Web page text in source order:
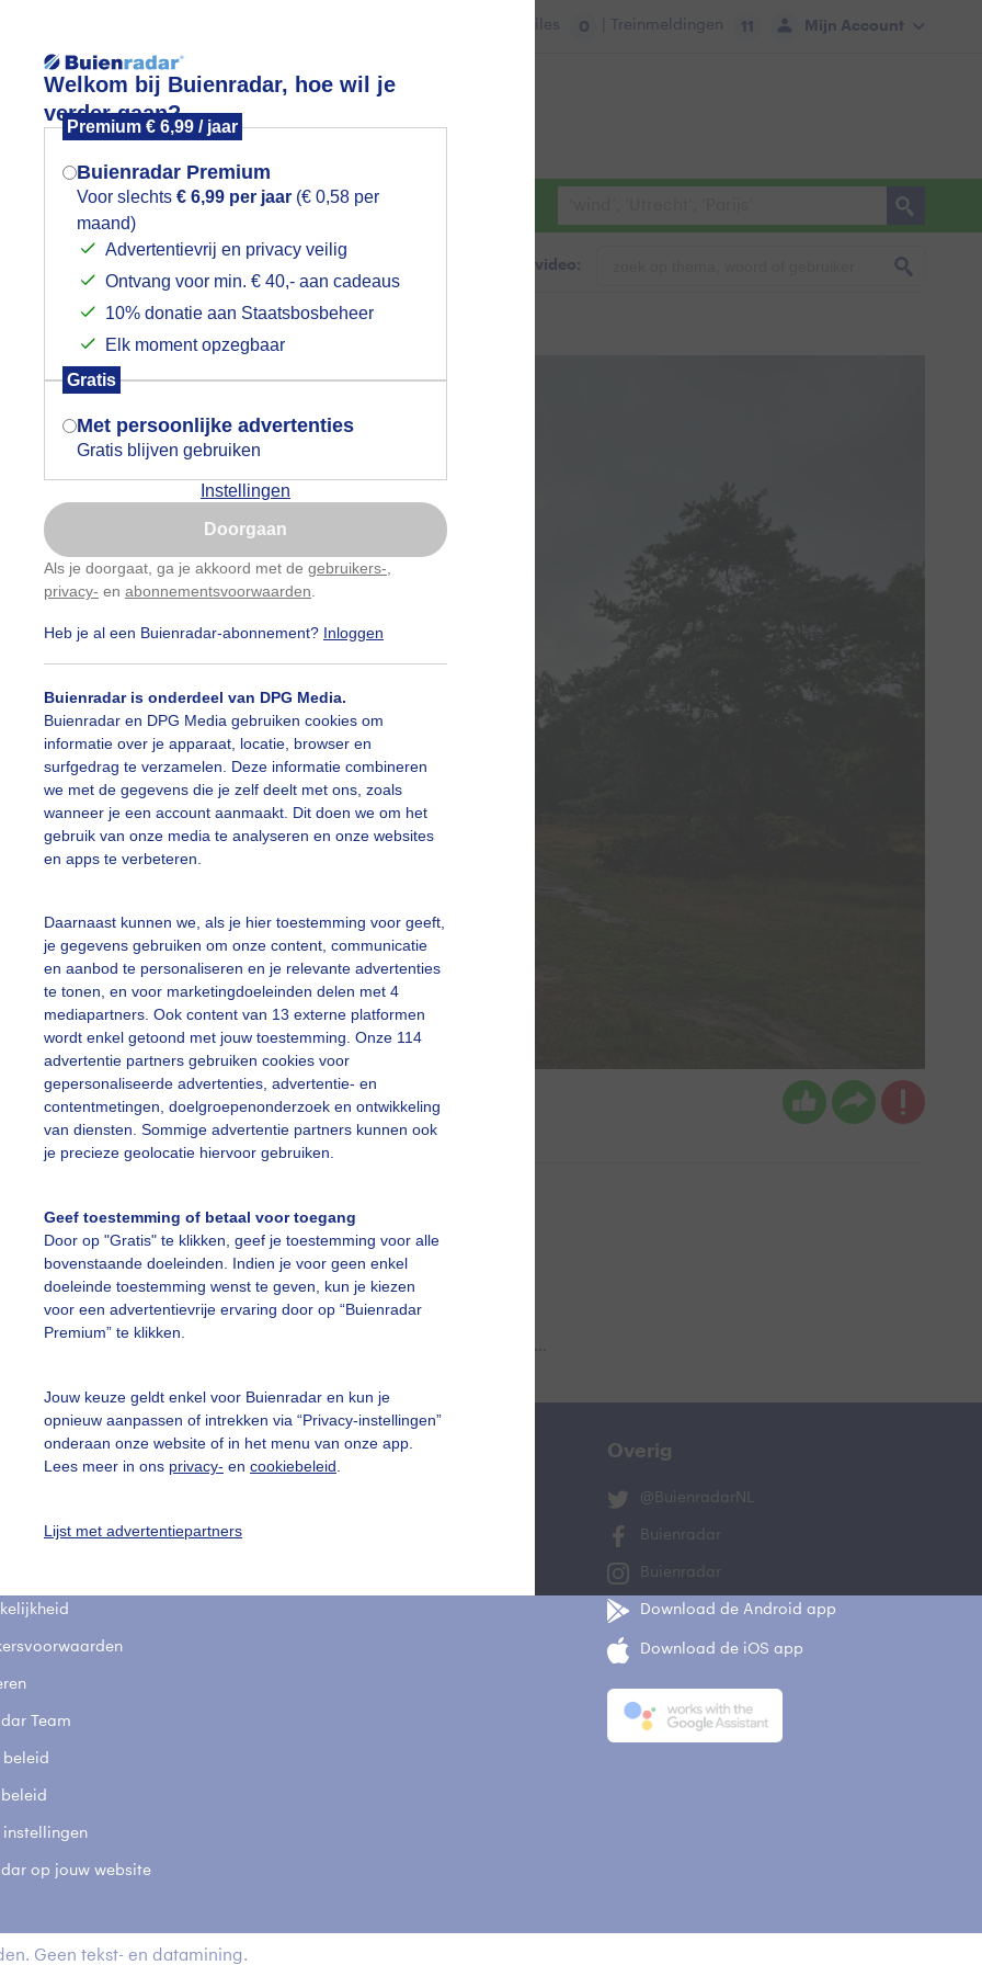
Welkom bij Buienradar, hoe wil je
verder gaan?
Premium € 6,99 / jaar
Buienradar Premium
Voor slechts € 6,99 per jaar (€ 0,58 per
maand)
Advertentievrij en privacy veilig
Ontvang voor min. € 40,- aan cadeaus
10% donatie aan Staatsbosbeheer
Elk moment opzegbaar
Gratis
Met persoonlijke advertenties
Gratis blijven gebruiken
Instellingen
Doorgaan
Als je doorgaat, ga je akkoord met de gebruikers-
privacy- en abonnementsvoorwaarden
Heb je al een Buienradar-abonnement? Inloggen
Buienradar is onderdeel van DPG Media.
Buienradar en DPG Media gebruiken cookies om
informatie over je apparaat, locatie, browser en
surfgedrag te verzamelen. Deze informatie combineren
we met de gegevens die je zelf deelt met ons, zoals
wanneer je een account aanmaakt. Dit doen we om het
gebruik van onze media te analyseren en onze websites
en apps te verbeteren.
Daarnaast kunnen we, als je hier toestemming voor geeft,
je gegevens gebruiken om onze content, communicatie
en aanbod te personaliseren en je relevante advertenties
te tonen, en voor marketingdoeleinden delen met 4
mediapartners. Ook content van 13 externe platformen
wordt enkel getoond met jouw toestemming. Onze 114
advertentie partners gebruiken cookies voor
gepersonaliseerde advertenties, advertentie- en
contentmetingen, doelgroepenonderzoek en ontwikkeling
van diensten. Sommige advertentie partners kunnen ook
je precieze geolocatie hiervoor gebruiken.
Geef toestemming of betaal voor toegang
Door op "Gratis" te klikken, geef je toestemming voor alle
bovenstaande doeleinden. Indien je voor geen enkel
doeleinde toestemming wenst te geven, kun je kiezen
voor een advertentievrije ervaring door op “Buienradar
Premium” te klikken.
Jouw keuze geldt enkel voor Buienradar en kun je
opnieuw aanpassen of intrekken via “Privacy-instellingen”
onderaan onze website of in het menu van onze app.
Lees meer in ons privacy- en cookiebeleid
Lijst met advertentiepartners
Mijn Account
Files 0 | Treinmeldingen 11
Foto en video Weerzine
Zoeken in foto & video:
Geurt van Roekel Gemaakt: 16-07-2025, 35x bekeken
vragen
Team
beleid
instellingen
op jouw website
Mijn weer Overig
@BuienradarNL
Buienradar
Buienradar
Download de Android app
Download de iOS app
Geen tekst- en datamining.
Mogen we je locatie gebruiken voor
het weer?
Indien je hier nog geen akkoord op hebt
gegeven, verschijnt er zo een pop-up uit
je browser waarin deze toestemming
gevraagd wordt.
Is goed, toon de popup
Nu niet, misschien later
Gebruik je Safari en wil je niet elke dag deze pop-up
Klikhierom dit aan te passen